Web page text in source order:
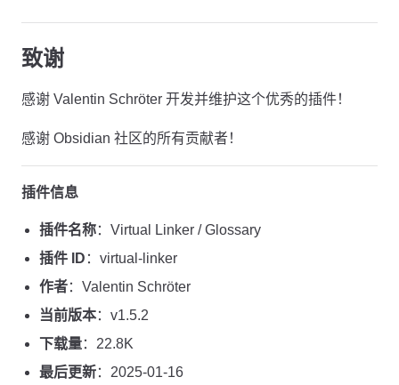
致谢
感谢 Valentin Schröter 开发并维护这个优秀的插件！
感谢 Obsidian 社区的所有贡献者！
插件信息
插件名称：Virtual Linker / Glossary
插件 ID ：virtual-linker
作者：Valentin Schröter
当前版本：v1.5.2
下载量：22.8K
最后更新：2025-01-16